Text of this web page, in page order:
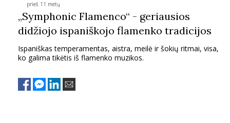
FOTOGRAFIJA
MENAS
ORAI
ĮDOMYBĖS
prieš 11 metų
„Symphonic Flamenco“ - geriausios
didžiojo ispaniškojo flamenko tradicijos
Ispaniškas temperamentas, aistra, meilė ir šokių ritmai, visa,
ko galima tikėtis iš flamenko muzikos.